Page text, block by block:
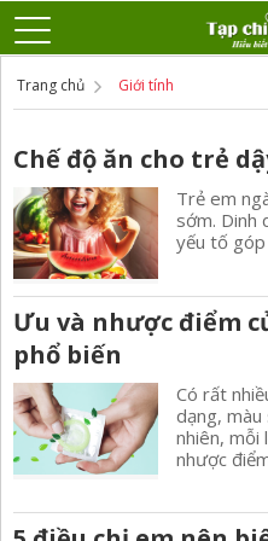
Trang chủ Giới tính
Chế độ ăn cho trẻ
Trẻ em
sớm. Dinh
yếu tố
Ưu và nhược điểm
phổ biến
Có rất
dạng, màu
nhiên, mỗi
nhược